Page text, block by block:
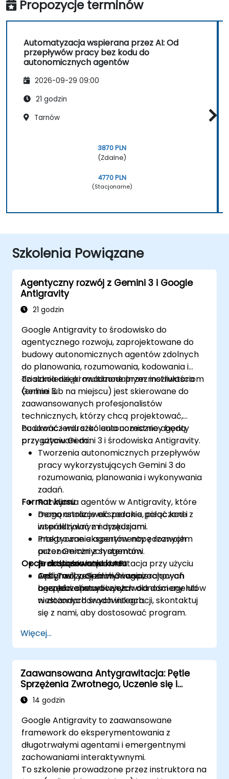
Propozycje terminów
Automatyzacja wspierana przez AI: Od
przepływów pracy bez kodu do
autonomicznych agentów
2026-09-29 09:00
21 godzin
Tarnów
3870 PLN
(Zdalne)
4770 PLN
(Stacjonarne)
Szkolenia Powiązane
Agentyczny rozwój z Gemini 3 i Google
Antigravity
21 godzin
Google Antigravity to środowisko do
agentycznego rozwoju, zaprojektowane do
budowy autonomicznych agentów zdolnych
do planowania, rozumowania, kodowania i
działania dzięki multimodalnym możliwościom
Gemini 3.
To szkolenie prowadzone przez instruktora
(online lub na miejscu) jest skierowane do
zaawansowanych profesjonalistów
technicznych, którzy chcą projektować,
budować i wdrażać autonomiczne agenty
przy użyciu Gemini 3 i środowiska Antigravity.
Po ukończeniu szkolenia uczestnicy będą
przygotowani do:
Tworzenia autonomicznych przepływów
pracy wykorzystujących Gemini 3 do
rozumowania, planowania i wykonywania
zadań.
Rozwijania agentów w Antigravity, które
mogą analizować zadania, pisać kod i
współdziałać z narzędziami.
Integrowania agentów napędzanych
przez Gemini z systemami
przedsiębiorstwa i API.
Optymalizacji zachowania,
bezpieczeństwa i niezawodności agentów
w złożonych środowiskach.
Format kursu
Demonstracje eksperckie połączone z
interaktywnymi dyskusjami.
Praktyczne eksperymenty z rozwojem
autonomicznych agentów.
Praktyczna implementacja przy użyciu
Antigravity, Gemini 3 i wspierających
narzędzi chmurowych.
Opcje dostosowania kursu
Jeśli Twój zespół wymaga zachowań
agentów specyficznych dla domeny lub
niestandardowych integracji, skontaktuj
się z nami, aby dostosować program.
Więcej...
Zaawansowana Antygrawitacja: Pętle
Sprzężenia Zwrotnego, Uczenie się i
Długoterminowa Pamięć Agentów
14 godzin
Google Antigravity to zaawansowane
framework do eksperymentowania z
długotrwałymi agentami i emergentnymi
zachowaniami interaktywnymi.
To szkolenie prowadzone przez instruktora na